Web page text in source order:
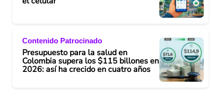
Contenido Patrocinado
Presupuesto para la salud en
Colombia supera los $115 billones en
2026: así ha crecido en cuatro años